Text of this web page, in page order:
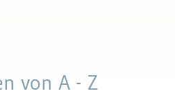
von A - Z